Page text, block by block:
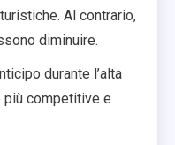
Al contrario,
diminuire.
durante l’alta
competitive e